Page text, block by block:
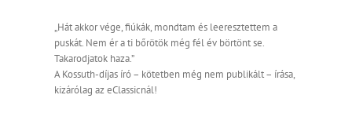
„Hát akkor vége, fiúkák, mondtam és leeresztettem a
puskát. Nem ér a ti bőrötök még fél év börtönt se.
Takarodjatok haza.”
A Kossuth-díjas író – kötetben még nem publikált – írása,
kizárólag az eClassicnál!